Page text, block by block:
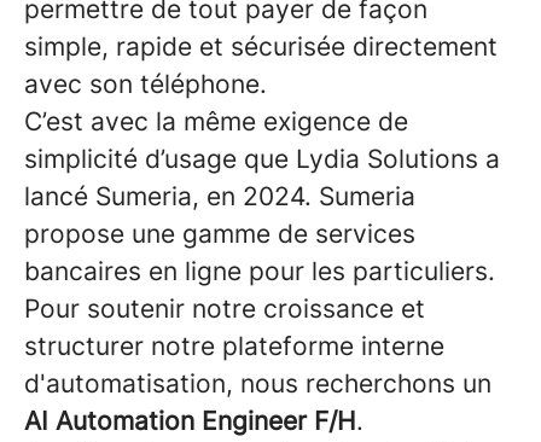
permettre de tout payer de façon
simple, rapide et sécurisée directement
avec son téléphone.
C’est avec la même exigence de
simplicité d’usage que Lydia Solutions a
lancé Sumeria, en 2024. Sumeria
propose une gamme de services
bancaires en ligne pour les particuliers.
Pour soutenir notre croissance et
structurer notre plateforme interne
d'automatisation, nous recherchons un
AI Automation Engineer F/H.